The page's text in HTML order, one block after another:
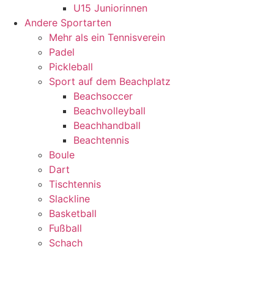
U15 Juniorinnen
Andere Sportarten
Mehr als ein Tennisverein
Padel
Pickleball
Sport auf dem Beachplatz
Beachsoccer
Beachvolleyball
Beachhandball
Beachtennis
Boule
Dart
Tischtennis
Slackline
Basketball
Fußball
Schach